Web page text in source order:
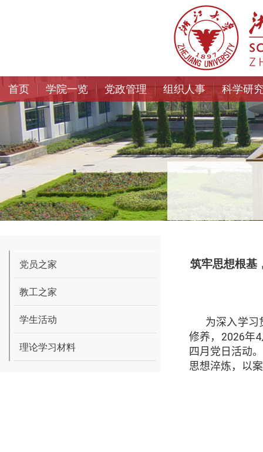
首页 学院一览 党政管理 组织人事 科学研
党员之家
教工之家
学生活动
理论学习材料
筑牢思想根基
为深入学习
修养， 2026年4
四月党日活动
思想淬炼，以